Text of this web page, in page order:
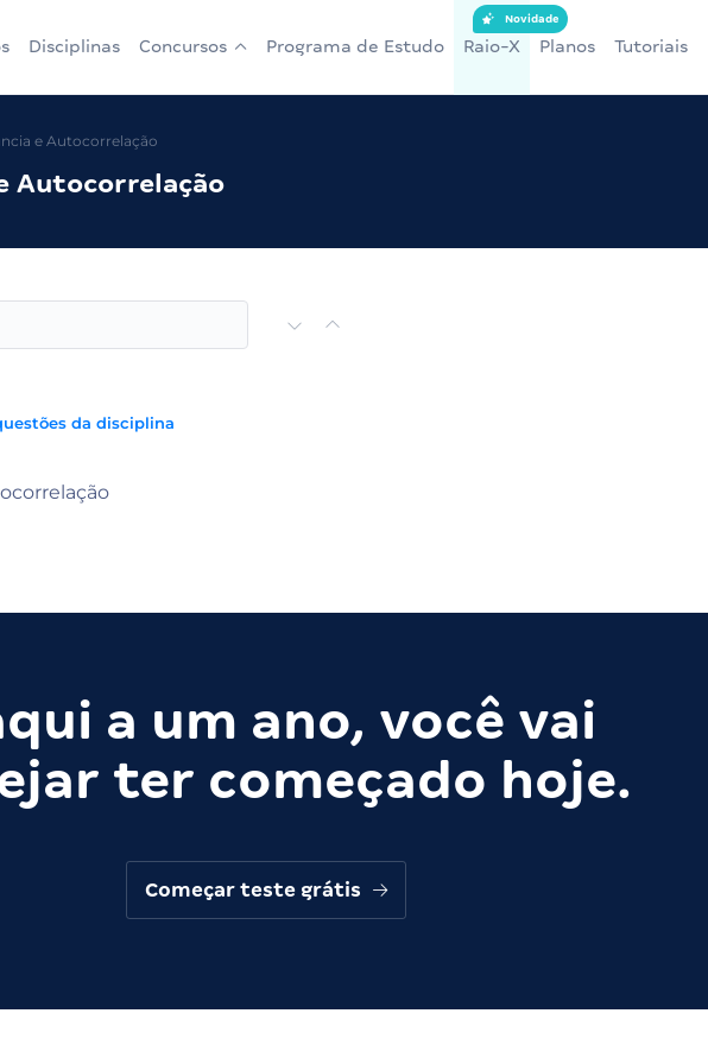
Disciplinas Concursos Programa de Estudo Raio-X
Novidade
Planos Tutoriais
e Autocorrelação
Autocorrelação
da disciplina
a um ano, você vai
ter começado hoje.
Começar teste grátis